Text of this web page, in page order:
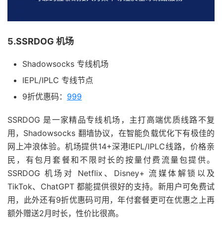
5.SSRDOG 机场
Shadowsocks 专线机场
IEPL/IPLC 专线节点
9折优惠码： 999
SSRDOG 是一家精品专线机场，主打高端优质线路不复
用，Shadowsocks 翻墙协议，在智能负载优化下有极佳的
网上冲浪体验。机场提供14+深港IEPL/IPLC线路，价格亲
民，有包月套餐和不限时长的按量付费流量包提供。
SSRDOG 机场对 Netflix、Disney+ 流媒体解锁以及
TikTok、ChatGPT 都能提供很好的支持。新用户可免费试
用，此外还有9折优惠码可用，年付套餐更可在优惠之上再
额外赠送2月时长，性价比很高。